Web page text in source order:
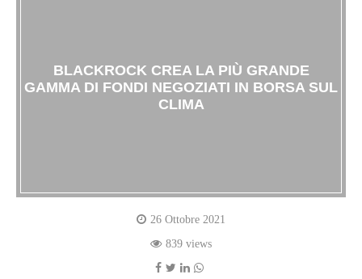
BLACKROCK CREA LA PIÙ GRANDE
GAMMA DI FONDI NEGOZIATI IN BORSA SUL
CLIMA
26 Ottobre 2021
839 views